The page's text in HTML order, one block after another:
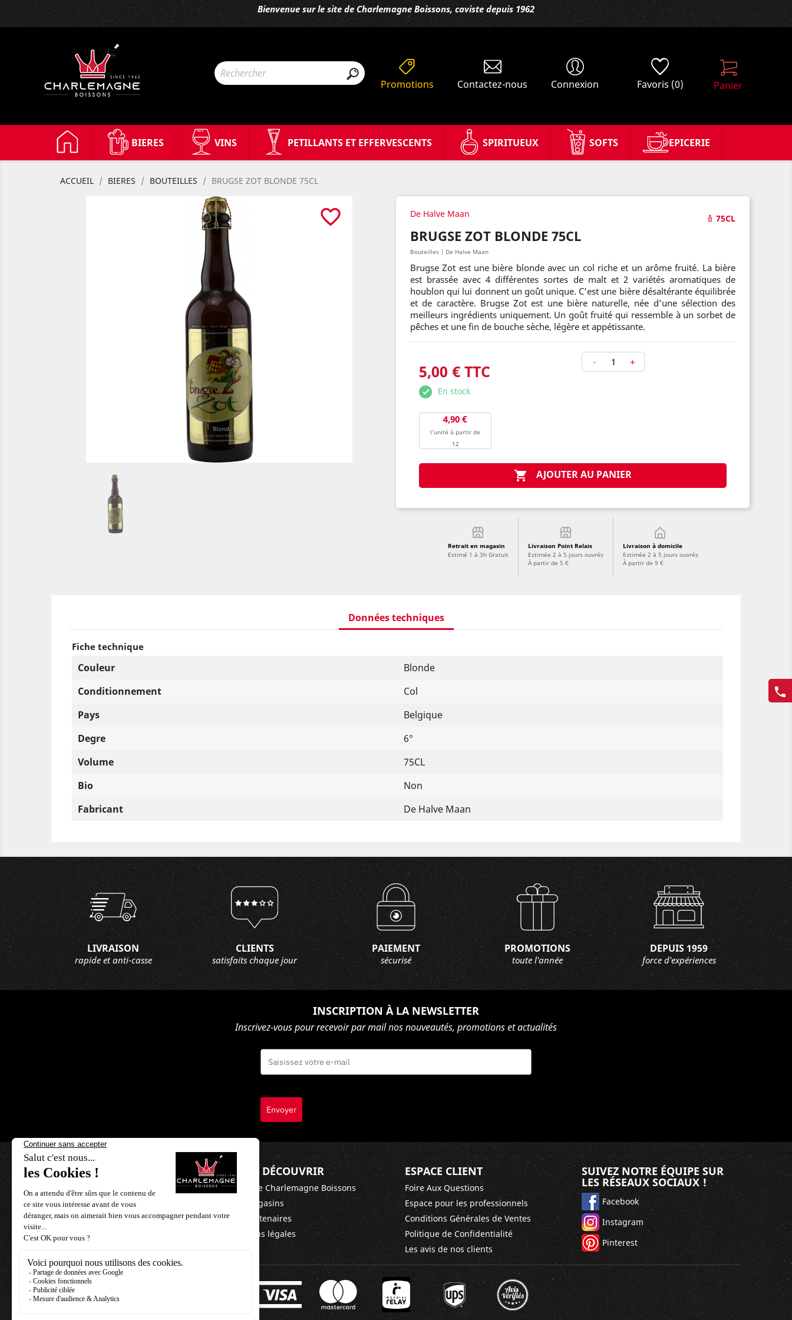
Bienvenue sur le site de Charlemagne Boissons, caviste depuis 1962
BIERES VINS PETILLANTS ET EFFERVESCENTS SPIRITUEUX SOFTS EPICERIE
Promotions Contactez-nous Connexion Favoris (0) Panier
ACCUEIL BIERES BOUTEILLES BRUGSE ZOT BLONDE 75CL
favorite_border De Halve Maan 75CL
BRUGSE ZOT BLONDE 75CL
Bouteilles | De Halve Maan
Brugse Zot est une bière blonde avec un col riche et un arôme fruité. La bière
est brassée avec 4 différentes sortes de malt et 2 variétés aromatiques de
houblon qui lui donnent un goût unique. C’est une bière désaltérante équilibrée
et de caractère. Brugse Zot est une bière naturelle, née d’une sélection des
meilleurs ingrédients uniquement. Un goût fruité qui ressemble à un sorbet de
pêches et une fin de bouche sèche, légère et appétissante.
5,00 € TTC
En stock
4,90 €
l'unité à partir de
12
- +
 AJOUTER AU PANIER
Retrait en magasin
Estimé 1 à 3h Gratuit
Livraison Point Relais
Estimée 2 à 5 jours ouvrés
À partir de 5 €
Livraison à domicile
Estimée 2 à 5 jours ouvrés
À partir de 9 €
Données techniques
Fiche technique
Couleur
Blonde
Conditionnement
Col
Pays
Belgique
Degre
6°
Volume
75CL
Bio
Non
Fabricant
De Halve Maan
LIVRAISON
rapide et anti-casse
CLIENTS
satisfaits chaque jour
PAIEMENT
sécurisé
PROMOTIONS
toute l'année
DEPUIS 1959
force d'expériences
INSCRIPTION À LA NEWSLETTER
Inscrivez-vous pour recevoir par mail nos nouveautés, promotions et actualités
Envoyer
+33 3 21 85 06 40
NOUS DÉCOUVRIR
L'équipe Charlemagne Boissons
Nos magasins
Nos partenaires
Mentions légales
ESPACE CLIENT
Foire Aux Questions
Espace pour les professionnels
Conditions Générales de Ventes
Politique de Confidentialité
Les avis de nos clients
SUIVEZ NOTRE ÉQUIPE SUR
LES RÉSEAUX SOCIAUX !
Facebook
Instagram
Pinterest
phone